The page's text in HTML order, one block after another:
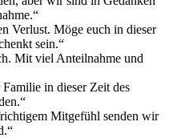
Verlust. Möge euch in dieser
sein.“
Mit viel Anteilnahme und
in dieser Zeit des
Mitgefühl senden wir